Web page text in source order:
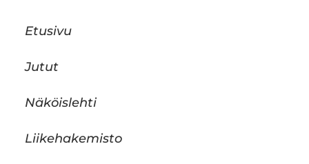
Etusivu
Jutut
Näköislehti
Liikehakemisto